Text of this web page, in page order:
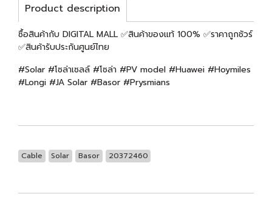
Product description
ซื้อสินค้ากับ DIGITAL MALL ✅สินค้าของแท้ 100% ✅ราคาถูกชัวร์
✅สินค้ารับประกันศูนย์ไทย
#Solar #โซล่าเซลล์ #โซล่า #PV model #Huawei #Hoymiles
#Longi #JA Solar #Basor #Prysmians
Cable Solar Basor 20372460